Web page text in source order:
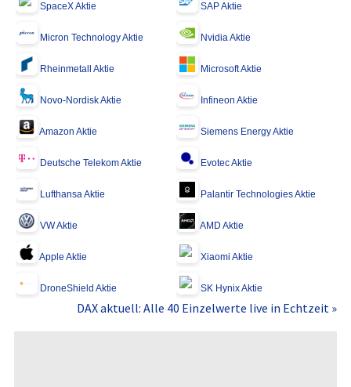
SpaceX Aktie SAP Aktie
Micron Technology Aktie Nvidia Aktie
Rheinmetall Aktie Microsoft Aktie
Novo-Nordisk Aktie Infineon Aktie
Amazon Aktie Siemens Energy Aktie
Deutsche Telekom Aktie Evotec Aktie
Lufthansa Aktie Palantir Technologies Aktie
VW Aktie AMD Aktie
Apple Aktie Xiaomi Aktie
DroneShield Aktie SK Hynix Aktie
DAX aktuell: Alle 40 Einzelwerte live in Echtzeit »